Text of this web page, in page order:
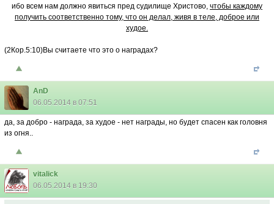
ибо всем нам должно явиться пред судилище Христово, чтобы каждому
получить соответственно тому, что он делал, живя в теле, доброе или
худое.
(2Кор.5:10)Вы считаете что это о наградах?
AnD
06.05.2014 в 07:51
да, за добро - награда, за худое - нет награды, но будет спасен как головня
из огня..
vitalick
06.05.2014 в 19:30